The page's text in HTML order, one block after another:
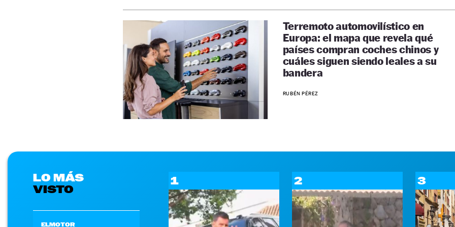
Terremoto automovilístico en
Europa: el mapa que revela qué
países compran coches chinos y
cuáles siguen siendo leales a su
bandera
RUBÉN PÉREZ
LO MÁS
VISTO
ELMOTOR
1 2 3